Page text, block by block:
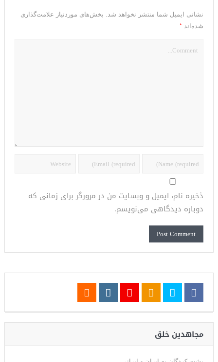
نشانی ایمیل شما منتشر نخواهد شد. بخش‌های موردنیاز علامت‌گذاری
شده‌اند *
ذخیره نام، ایمیل و وبسایت من در مرورگر برای زمانی که
دوباره دیدگاهی می‌نویسم.
مجاهدین خلق